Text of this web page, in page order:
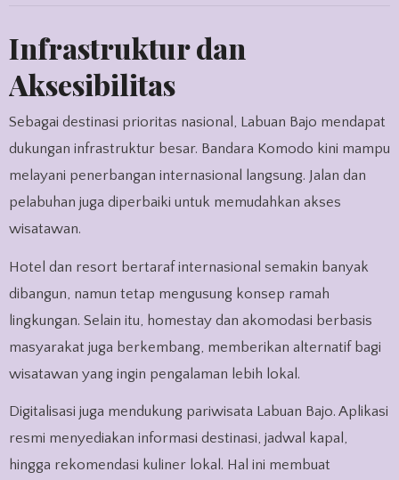
Infrastruktur dan
Aksesibilitas
Sebagai destinasi prioritas nasional, Labuan Bajo mendapat
dukungan infrastruktur besar. Bandara Komodo kini mampu
melayani penerbangan internasional langsung. Jalan dan
pelabuhan juga diperbaiki untuk memudahkan akses
wisatawan.
Hotel dan resort bertaraf internasional semakin banyak
dibangun, namun tetap mengusung konsep ramah
lingkungan. Selain itu, homestay dan akomodasi berbasis
masyarakat juga berkembang, memberikan alternatif bagi
wisatawan yang ingin pengalaman lebih lokal.
Digitalisasi juga mendukung pariwisata Labuan Bajo. Aplikasi
resmi menyediakan informasi destinasi, jadwal kapal,
hingga rekomendasi kuliner lokal. Hal ini membuat